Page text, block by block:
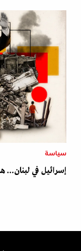
سياسة
إسرائيل في